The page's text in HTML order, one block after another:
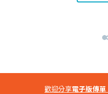
歡迎分享電子版傳單